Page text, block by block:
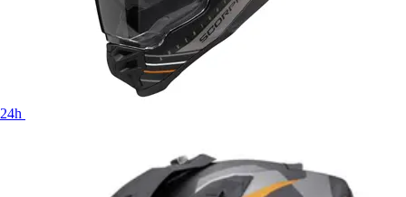
24h